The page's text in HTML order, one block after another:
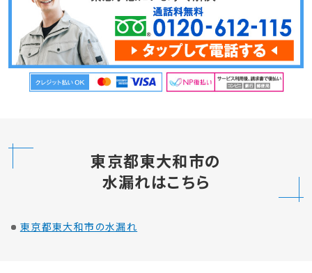
東京都東大和市の
水漏れはこちら
東京都東大和市の水漏れ